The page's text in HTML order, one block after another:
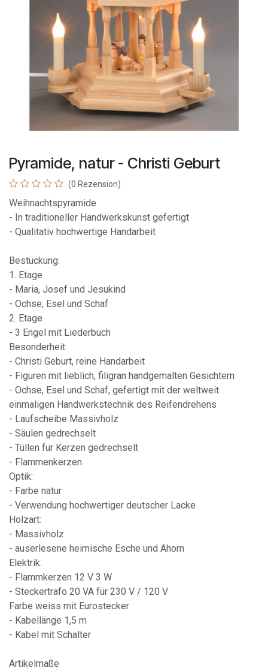
Pyramide, natur - Christi Geburt
(0 Rezension)
Weihnachtspyramide
- In traditioneller Handwerkskunst gefertigt
- Qualitativ hochwertige Handarbeit
Bestückung:
1. Etage
- Maria, Josef und Jesukind
- Ochse, Esel und Schaf
2. Etage
- 3 Engel mit Liederbuch
Besonderheit:
- Christi Geburt, reine Handarbeit
- Figuren mit lieblich, filigran handgemalten Gesichtern
- Ochse, Esel und Schaf, gefertigt mit der weltweit
einmaligen Handwerkstechnik des Reifendrehens
- Laufscheibe Massivholz
- Säulen gedrechselt
- Tüllen für Kerzen gedrechselt
- Flammenkerzen
Optik:
- Farbe natur
- Verwendung hochwertiger deutscher Lacke
Holzart:
- Massivholz
- auserlesene heimische Esche und Ahorn
Elektrik:
- Flammkerzen 12 V 3 W
- Steckertrafo 20 VA für 230 V / 120 V
Farbe weiss mit Eurostecker
- Kabellänge 1,5 m
- Kabel mit Schalter
Artikelmaße